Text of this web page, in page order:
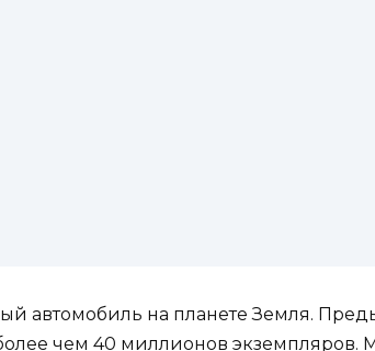
автомобиль на планете Земля.
чем 40 миллионов экземпляров.